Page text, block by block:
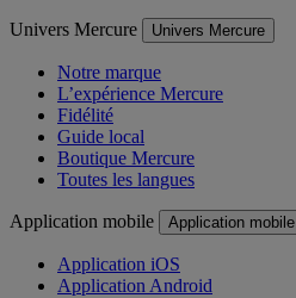
Univers Mercure Univers Mercure
Notre marque
L’expérience Mercure
Fidélité
Guide local
Boutique Mercure
Toutes les langues
Application mobile Application mobile
Application iOS
Application Android